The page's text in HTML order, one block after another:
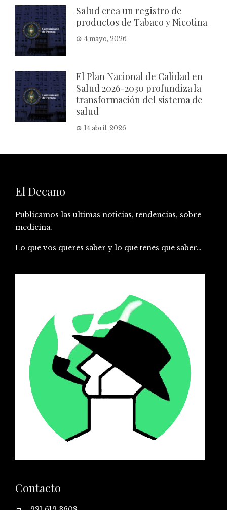
Salud crea un registro de
productos de Tabaco y Nicotina
4 mayo, 2026
El Plan Nacional de Calidad en
Salud 2026-2030 profundiza la
transformación del sistema de
salud
14 abril, 2026
El Decano
Publicamos las ultimas noticias, tendencias, sobre
medicina.
Lo que vos queres saber y lo que tenes que saber…
Contacto